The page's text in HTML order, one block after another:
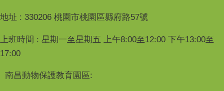
地址 : 330206 桃園市桃園區縣府路57號
上班時間 : 星期一至星期五 上午8:00至12:00 下午13:00至
17:00
南昌動物保護教育園區: